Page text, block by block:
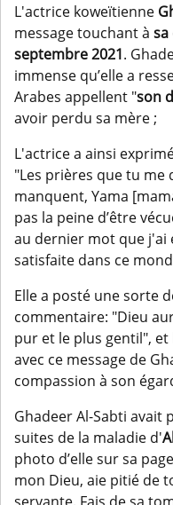
L'actrice koweïtienne
message touchant à sa
septembre 2021.
immense qu’elle a
Arabes appellent "son
avoir perdu sa mère ;
L'actrice a ainsi
"Les prières que tu me
manquent, Yama
pas la peine d’être
au dernier mot que j'ai
satisfaite dans ce
Elle a posté une sorte
commentaire: "Dieu
pur et le plus gentil",
avec ce message de
compassion à son
Ghadeer Al-Sabti avait
suites de la maladie d'
photo d’elle sur sa
mon Dieu, aie pitié de